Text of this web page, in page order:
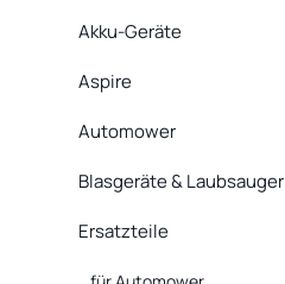
Akku-Geräte
Aspire
Automower
Blasgeräte & Laubsauger
Ersatzteile